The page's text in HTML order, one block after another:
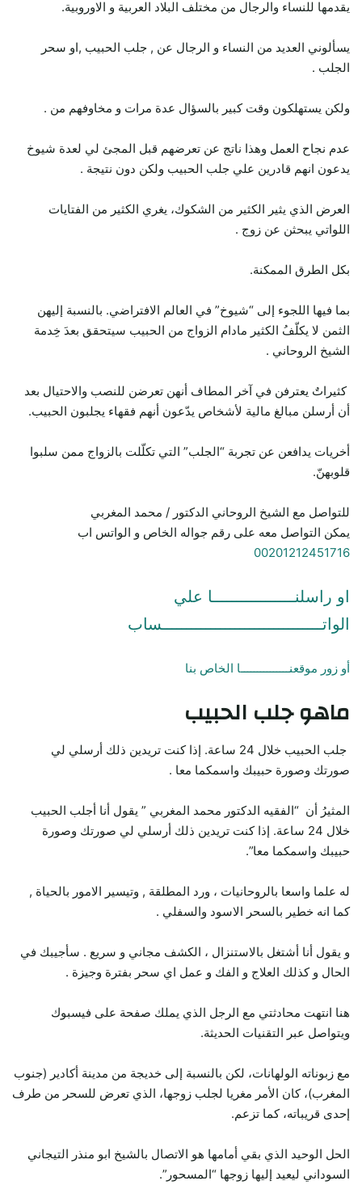
يقدمها للنساء والرجال من مختلف البلاد العربية و الاوروبية.
يسألوني العديد من النساء و الرجال عن , جلب الحبيب ,او سحر
الجلب .
ولكن يستهلكون وقت كبير بالسؤال عدة مرات و مخاوفهم من .
عدم نجاح العمل وهذا ناتج عن تعرضهم قبل المجئ لي لعدة شيوخ
يدعون انهم قادرين علي جلب الحبيب ولكن دون نتيجة .
العرض الذي يثير الكثير من الشكوك، يغري الكثير من الفتايات
اللواتي يبحثن عن زوج .
بكل الطرق الممكنة.
بما فيها اللجوء إلى “شيوخ” في العالم الافتراضي. بالنسبة إليهن
الثمن لا يكلّفُ الكثير مادام الزواج من الحبيب سيتحقق بعدَ خِدمة
الشيخ الروحاني .
كثيراتٌ يعترفن في آخر المطاف أنهن تعرضن للنصب والاحتيال بعد
أن أرسلن مبالغ مالية لأشخاص يدّعون أنهم فقهاء يجلبون الحبيب.
أخريات يدافعن عن تجربة “الجلب” التي تكلّلت بالزواج ممن سلبوا
قلوبهنّ.
للتواصل مع الشيخ الروحاني الدكتور / محمد المغربي
يمكن التواصل معه على رقم جواله الخاص و الواتس اب
00201212451716
او راسلنـــــــــــــــــا علي
الواتـــــــــــــــــــــــــــــــــساب
أو زور موقعنـــــــــــــــا الخاص بنا
ماهو جلب الحبيب
جلب الحبيب خلال 24 ساعة. إذا كنت تريدين ذلك أرسلي لي
صورتك وصورة حبيبك واسمكما معا .
المثيرُ أن “الفقيه الدكتور محمد المغربي ” يقول أنا أجلب الحبيب
خلال 24 ساعة. إذا كنت تريدين ذلك أرسلي لي صورتك وصورة
حبيبك واسمكما معا”.
له علما واسعا بالروحانيات ، ورد المطلقة , وتيسير الامور بالحياة ,
كما انه خطير بالسحر الاسود والسفلي .
و يقول أنا أشتغل بالاستنزال ، الكشف مجاني و سريع . سأجيبك في
الحال و كذلك العلاج و الفك و عمل اي سحر بفترة وجيزة .
هنا انتهت محادثتي مع الرجل الذي يملك صفحة على فيسبوك
ويتواصل عبر التقنيات الحديثة.
مع زبوناته الولهانات، لكن بالنسبة إلى خديجة من مدينة أكادير (جنوب
المغرب)، كان الأمر مغريا لجلب زوجها، الذي تعرض للسحر من طرف
إحدى قريباته، كما تزعم.
الحل الوحيد الذي بقي أمامها هو الاتصال بالشيخ ابو منذر التيجاني
السوداني ليعيد إليها زوجها “المسحور”.